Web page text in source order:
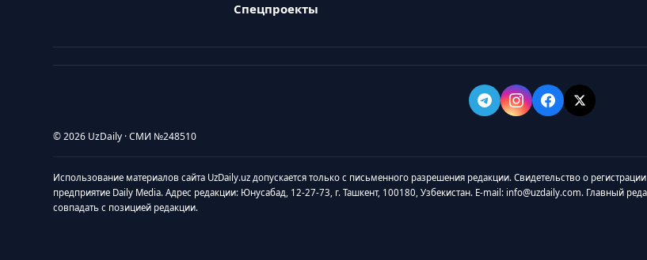
Спецпроекты
© 2026 UzDaily · СМИ №248510
Использование материалов сайта UzDaily.uz допускается только с письменного разрешения редакции. Свидетельство о
предприятие Daily Media. Адрес редакции: Юнусабад, 12-27-73, г. Ташкент, 100180, Узбекистан. E-mail: info@uzdaily.com. Главный
совпадать с позицией редакции.